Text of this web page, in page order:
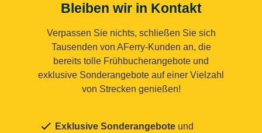
Bleiben wir in Kontakt
Verpassen Sie nichts, schließen Sie sich
Tausenden von AFerry-Kunden an, die
bereits tolle Frühbucherangebote und
exklusive Sonderangebote auf einer Vielzahl
von Strecken genießen!
Exklusive Sonderangebote und